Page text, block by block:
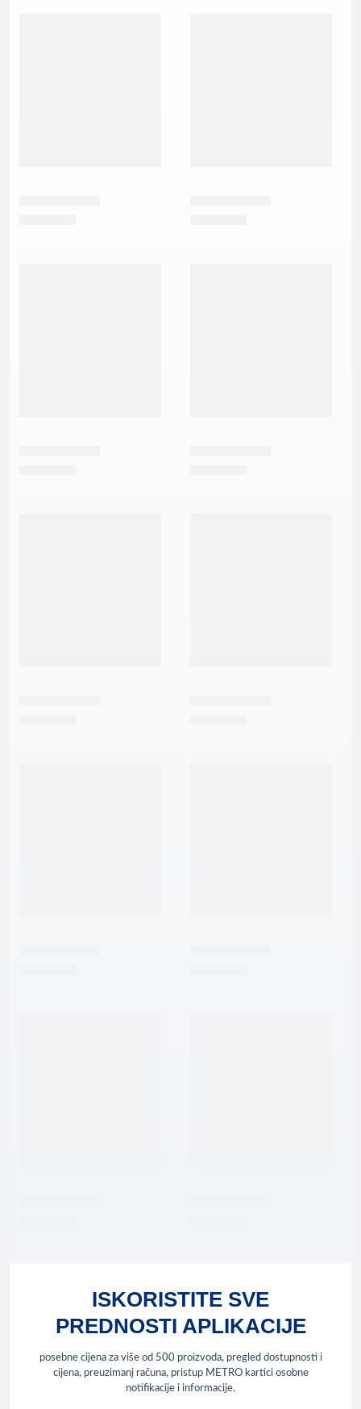
ISKORISTITE SVE
PREDNOSTI APLIKACIJE
posebne cijena za više od 500 proizvoda, pregled dostupnosti i
cijena, preuzimanj računa, pristup METRO kartici osobne
notifikacije i informacije.